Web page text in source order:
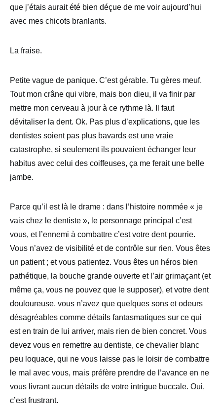
que j’étais aurait été bien déçue de me voir aujourd’hui
avec mes chicots branlants.
La fraise.
Petite vague de panique. C’est gérable. Tu gères meuf.
Tout mon crâne qui vibre, mais bon dieu, il va finir par
mettre mon cerveau à jour à ce rythme là. Il faut
dévitaliser la dent. Ok. Pas plus d’explications, que les
dentistes soient pas plus bavards est une vraie
catastrophe, si seulement ils pouvaient échanger leur
habitus avec celui des coiffeuses, ça me ferait une belle
jambe.
Parce qu’il est là le drame : dans l’histoire nommée « je
vais chez le dentiste », le personnage principal c’est
vous, et l’ennemi à combattre c’est votre dent pourrie.
Vous n’avez de visibilité et de contrôle sur rien. Vous êtes
un patient ; et vous patientez. Vous êtes un héros bien
pathétique, la bouche grande ouverte et l’air grimaçant (et
même ça, vous ne pouvez que le supposer), et votre dent
douloureuse, vous n’avez que quelques sons et odeurs
désagréables comme détails fantasmatiques sur ce qui
est en train de lui arriver, mais rien de bien concret. Vous
devez vous en remettre au dentiste, ce chevalier blanc
peu loquace, qui ne vous laisse pas le loisir de combattre
le mal avec vous, mais préfère prendre de l’avance en ne
vous livrant aucun détails de votre intrigue buccale. Oui,
c’est frustrant.